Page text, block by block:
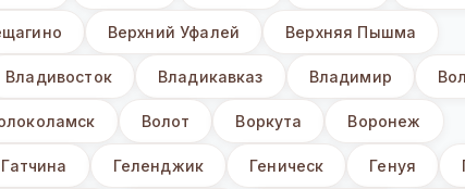
Верхний Уфалей Верхняя Пышма
Владивосток Владикавказ Владимир
Волот Воркута Воронеж
Гатчина Геленджик Геническ Генуя